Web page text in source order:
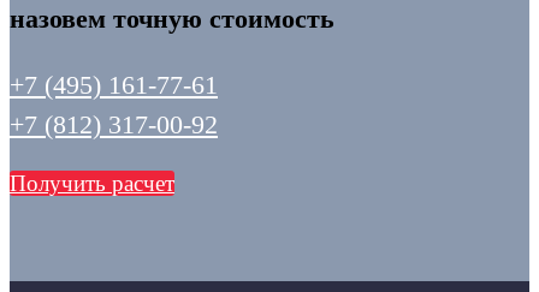
назовем точную стоимость
+7 (495) 161-77-61
+7 (812) 317-00-92
Получить расчет